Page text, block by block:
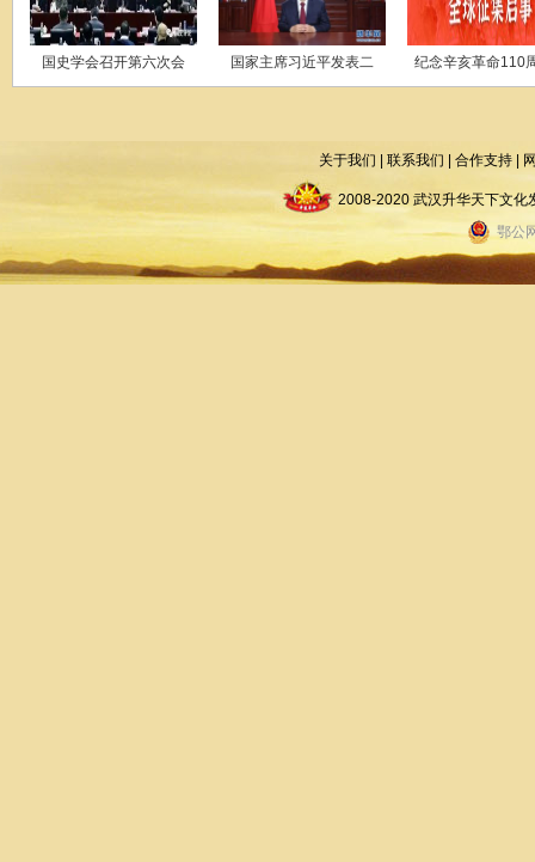
国史学会召开第六次会 国家主席习近平发表二 纪念辛亥革命110
关于我们 联系我们 合作支持|
2008-2020 武汉升华天下文
鄂公